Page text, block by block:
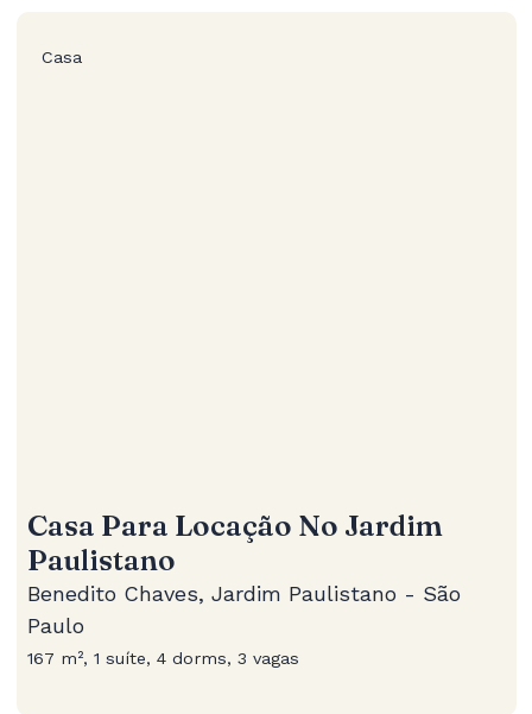
Casa
Casa Para Locação No Jardim
Paulistano
Benedito Chaves, Jardim Paulistano - São
Paulo
167 m², 1 suíte, 4 dorms, 3 vagas